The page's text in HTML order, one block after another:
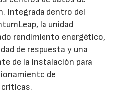
Integrada dentro del
la unidad
rendimiento energético,
de respuesta y una
de la instalación para
de